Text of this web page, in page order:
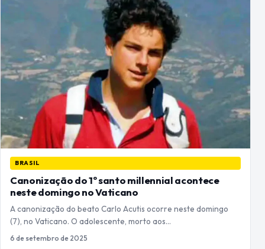
BRASIL
Canonização do 1º santo millennial acontece
neste domingo no Vaticano
A canonização do beato Carlo Acutis ocorre neste domingo
(7), no Vaticano. O adolescente, morto aos…
6 de setembro de 2025